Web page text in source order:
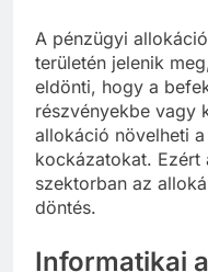
A pénzügyi
területén jelenik
eldönti, hogy a
részvényekbe vagy
allokáció növelheti
kockázatokat. Ezért
szektorban az
döntés.
Informatikai